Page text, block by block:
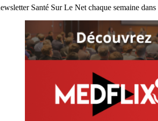
Santé Sur Le Net chaque semaine